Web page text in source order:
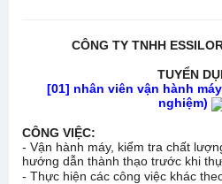
CÔNG TY TNHH
TUYỂN
[01] nhân viên vận hành
nghiệm)
CÔNG VIỆC:
- Vận hành máy, kiểm tra chất
hướng dẫn thành thạo trước khi
- Thực hiện các công việc khác